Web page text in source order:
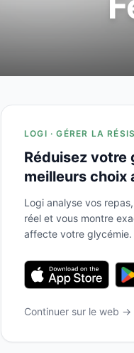
LOGI · GÉRER LA
Réduisez votre
meilleurs choix
Logi analyse vos
réel et vous montre
affecte votre glycémie.
Continuer sur le web →